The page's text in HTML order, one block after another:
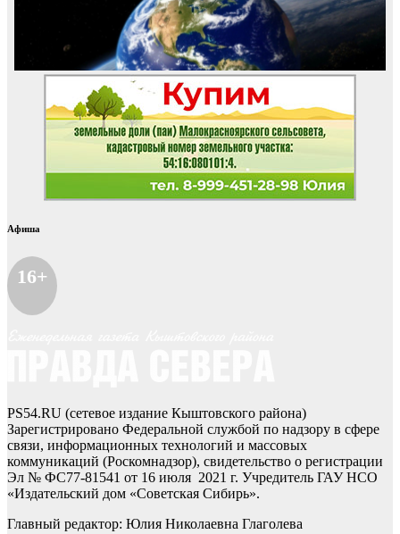
Афиша
16+
PS54.RU (сетевое издание Кыштовского района)
Зарегистрировано Федеральной службой по надзору в сфере
связи, информационных технологий и массовых
коммуникаций (Роскомнадзор), свидетельство о регистрации
Эл № ФС77-81541 от 16 июля 2021 г. Учредитель ГАУ НСО
«Издательский дом «Советская Сибирь».
Главный редактор: Юлия Николаевна Глаголева